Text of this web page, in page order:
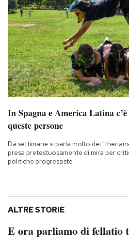
In Spagna e America Latina
queste persone
Da settimane si parla molto dei
presa pretestuosamente di mira per
politiche progressiste
ALTRE STORIE
E ora parliamo di fellatio